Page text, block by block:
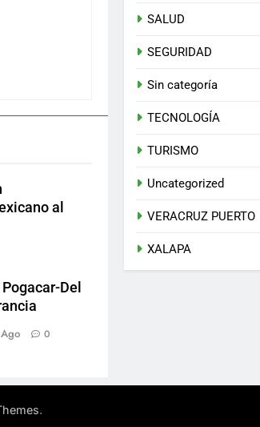
al
Del
0
SALUD
SEGURIDAD
Sin categoría
TECNOLOGÍA
TURISMO
Uncategorized
VERACRUZ PUERTO
XALAPA
.